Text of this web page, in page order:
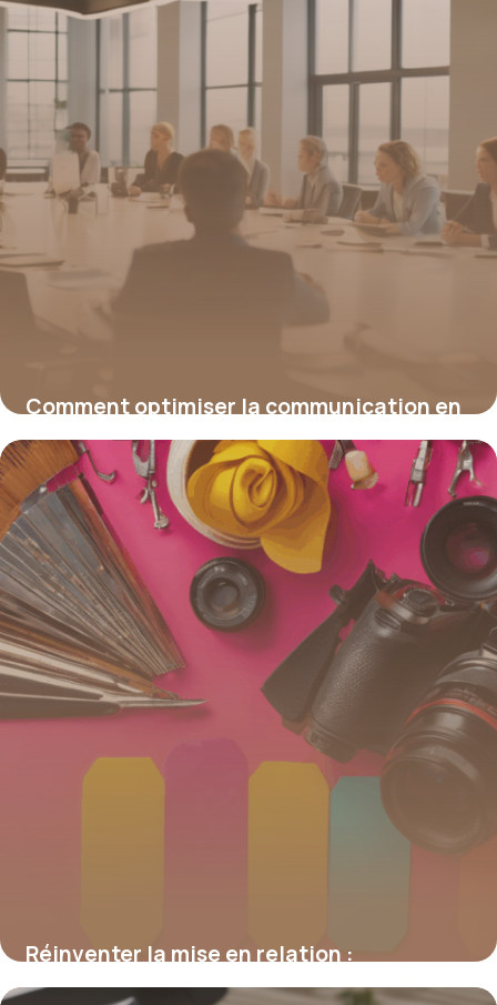
Comment optimiser la communication en
entreprise pour renforcer l’image de votre
organisation
16 juin 2026
Réinventer la mise en relation :
stratégies, outils et enjeux digitaux